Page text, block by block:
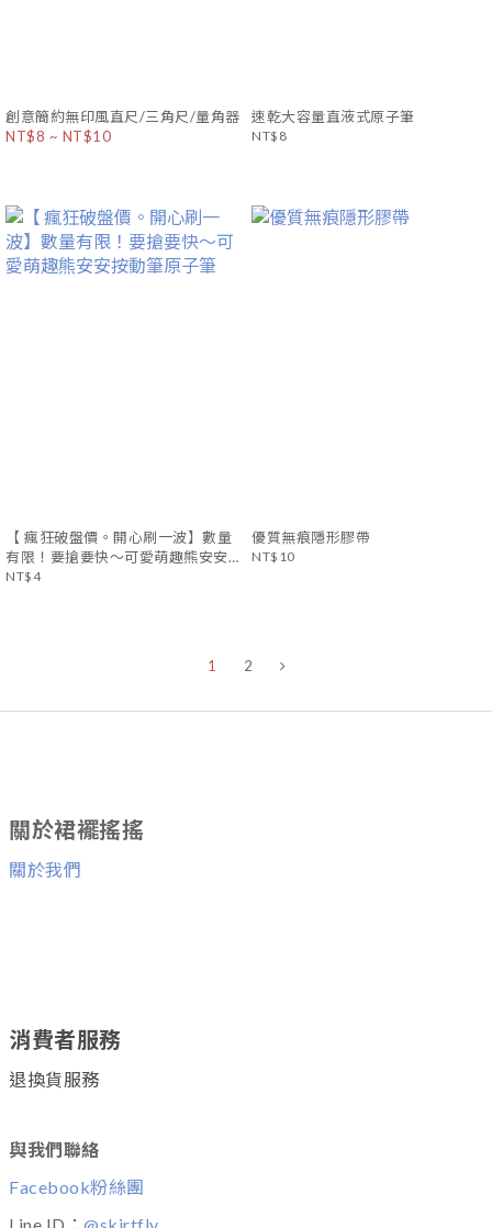
創意簡約無印風直尺/三角尺/量角器
NT$8 ~ NT$10
速乾大容量直液式原子筆
NT$8
【 瘋狂破盤價。開心刷一波】數量
有限！要搶要快～可愛萌趣熊安安
按動筆原子筆
NT$4
優質無痕隱形膠帶
NT$10
1 2
關於裙襬搖搖
關於我們
消費者服務
退換貨服務
與我們聯絡
Facebook粉絲團
Line ID： @skirtfly